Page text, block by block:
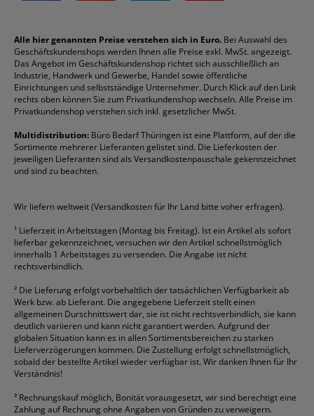
Reklamation / Retouren
Vertrag widerrufen (Privatkunden)
Rabatte & Aktionen
Briefumschläge
Druckerpatronen
Etiketten
Fineliner
Folienschreiber
Formulare
Gelschreiber
Geschäftsbücher
Klemmmappen
Kopierpapier
Korrekturmittel
Kugelschreiber
Mappen
Ordner
Packband
Permanentmarker
Taschenrechner
Textmarker
Tintenroller
Tintenpatronen
Toilettenpapier
Toner
Versandmaterial
Versandtaschen
Durable
DYMO
Edding
Esselte
Faber-Castell
Fellowes
Franken
Fripa
HP
Pentel
Pelikan
Pilot
Pritt
Schneider
Stabilo
Staedtler
alle Marken anzeigen
Alle hier genannten Preise verstehen sich in Euro. Bei Auswahl des
Geschäftskundenshops werden Ihnen alle Preise exkl. MwSt. angezeigt.
Das Angebot im Geschäftskundenshop richtet sich ausschließlich an
Industrie, Handwerk und Gewerbe, Handel sowie öffentliche
Einrichtungen und selbstständige Unternehmer. Durch Klick auf den Link
rechts oben können Sie zum Privatkundenshop wechseln. Alle Preise im
Privatkundenshop verstehen sich inkl. gesetzlicher MwSt.
Multidistribution: Büro Bedarf Thüringen ist eine Plattform, auf der die
Sortimente mehrerer Lieferanten gelistet sind. Die Lieferkosten der
jeweiligen Lieferanten sind als Versandkostenpauschale gekennzeichnet
und sind zu beachten.
Wir liefern weltweit (Versandkosten für Ihr Land bitte voher erfragen).
¹ Lieferzeit in Arbeitstagen (Montag bis Freitag). Ist ein Artikel als sofort
lieferbar gekennzeichnet, versuchen wir den Artikel schnellstmöglich
innerhalb 1 Arbeitstages zu versenden. Die Angabe ist nicht
rechtsverbindlich.
² Die Lieferung erfolgt vorbehaltlich der tatsächlichen Verfügbarkeit ab
Werk bzw. ab Lieferant. Die angegebene Lieferzeit stellt einen
allgemeinen Durschnittswert dar, sie ist nicht rechtsverbindlich, sie kann
deutlich variieren und kann nicht garantiert werden. Aufgrund der
globalen Situation kann es in allen Sortimentsbereichen zu starken
Lieferverzögerungen kommen. Die Zustellung erfolgt schnellstmöglich,
sobald der bestellte Artikel wieder verfügbar ist. Wir danken Ihnen für Ihr
Verständnis!
³ Rechnungskauf möglich, Bonität vorausgesetzt, wir sind berechtigt eine
Zahlung auf Rechnung ohne Angaben von Gründen zu verweigern.